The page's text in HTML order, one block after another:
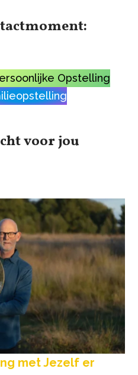
Opstelling
voor jou
met Jezelf er